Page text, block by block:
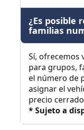
¿Es posible
familias
Sí, ofrecemos
para grupos,
el número de
asignar el
precio
* Sujeto a